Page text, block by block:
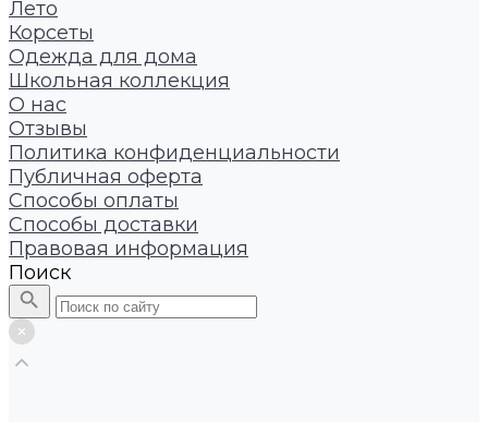
Лето
Корсеты
Одежда для дома
Школьная коллекция
О нас
Отзывы
Политика конфиденциальности
Публичная оферта
Способы оплаты
Способы доставки
Правовая информация
Поиск